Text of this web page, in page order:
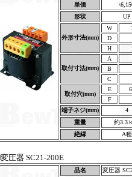
単価
形状
UP
外形寸法(mm)
W
D
H
取付寸法(mm)
A
B
C
取付穴(mm)
E
F
端子ネジ(mm)
4
重量
約3.3
絶縁
A種
変圧器 SC21-200E
品名
変圧器